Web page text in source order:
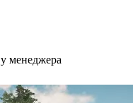
менеджера